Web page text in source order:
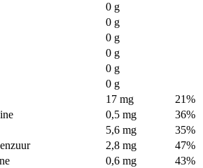
0 g
0 g
0 g
0 g
0 g
0 g
17 mg
21%
0,5 mg
36%
5,6 mg
35%
2,8 mg
47%
0,6 mg
43%